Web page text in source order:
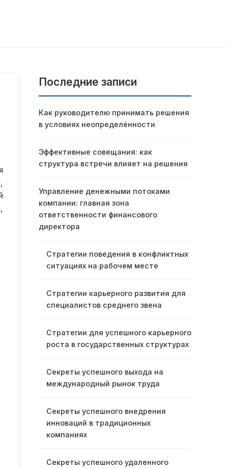
Последние записи
Как руководителю принимать решения
в условиях неопределённости
Эффективные совещания: как
структура встречи влияет на решения
Управление денежными потоками
компании: главная зона
ответственности финансового
директора
Стратегии поведения в конфликтных
ситуациях на рабочем месте
Стратегии карьерного развития для
специалистов среднего звена
Стратегии для успешного карьерного
роста в государственных структурах
Секреты успешного выхода на
международный рынок труда
Секреты успешного внедрения
инноваций в традиционных
компаниях
Секреты успешного удаленного